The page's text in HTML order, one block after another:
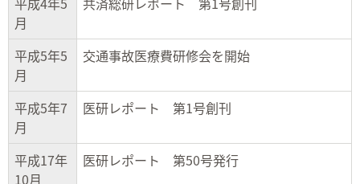
月
平成5年5
月
交通事故医療費研修会を開始
平成5年7
月
医研レポート 第1号創刊
平成17年
10月
医研レポート 第50号発行